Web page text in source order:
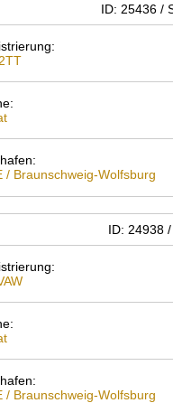
ID: 25436 /
/ Braunschweig-Wolfsburg
ID: 24938
/ Braunschweig-Wolfsburg